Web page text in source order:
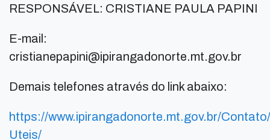
RESPONSÁVEL: CRISTIANE PAULA PAPINI
E-mail:
cristianepapini@ipirangadonorte.mt.gov.br
Demais telefones através do link abaixo:
https://www.ipirangadonorte.mt.gov.br/
Uteis/